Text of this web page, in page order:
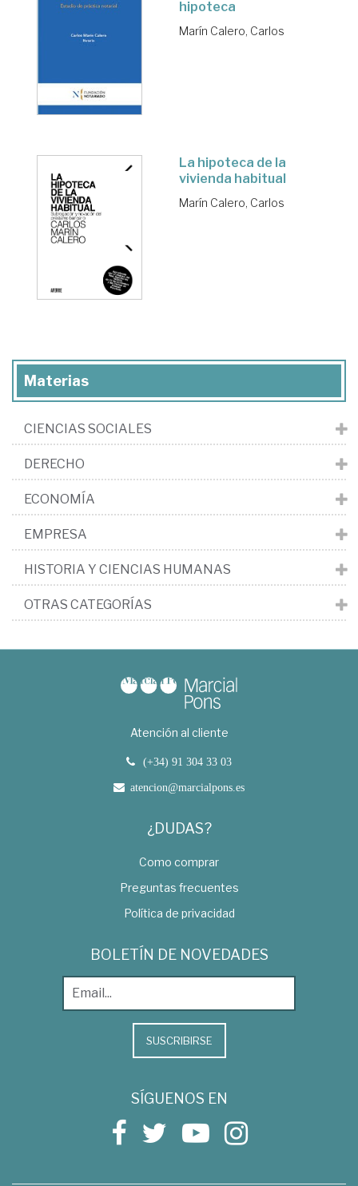
hipoteca
Marín Calero, Carlos
La hipoteca de la
vivienda habitual
Marín Calero, Carlos
Materias
CIENCIAS SOCIALES
DERECHO
ECONOMÍA
EMPRESA
HISTORIA Y CIENCIAS HUMANAS
OTRAS CATEGORÍAS
Atención al cliente
(+34) 91 304 33 03
atencion@marcialpons.es
¿DUDAS?
Como comprar
Preguntas frecuentes
Política de privacidad
BOLETÍN DE NOVEDADES
SUSCRIBIRSE
SÍGUENOS EN